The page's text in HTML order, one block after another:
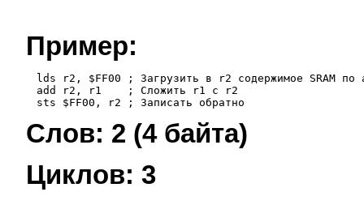
Пример:
lds r2, $FF00 ; Загрузить в r2 содержимое SRAM по
     add r2, r1    ; Сложить r1 с r2
Слов: 2 (4 байта)
Циклов: 3